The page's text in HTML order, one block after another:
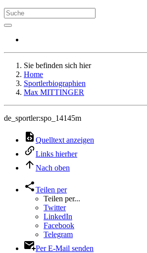
Sie befinden sich hier
Home
Sportlerbiographien
Max MITTINGER
de_sportler:spo_14145m
Quelltext anzeigen
Links hierher
Nach oben
Teilen per
Teilen per...
Twitter
LinkedIn
Facebook
Telegram
Per E-Mail senden